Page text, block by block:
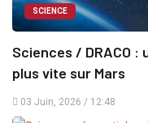
SCIENCE
Sciences / DRACO
plus vite sur Mars
03 Juin, 2026 / 12:48